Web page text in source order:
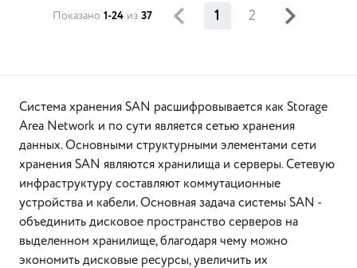
Показано 1-24 из 37 1 2
Система хранения SAN расшифровывается как Storage
Area Network и по сути является сетью хранения
данных. Основными структурными элементами сети
хранения SAN являются хранилища и серверы. Сетевую
инфраструктуру составляют коммутационные
устройства и кабели. Основная задача системы SAN -
объединить дисковое пространство серверов на
выделенном хранилище, благодаря чему можно
экономить дисковые ресурсы, увеличить их